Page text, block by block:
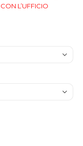
L’UFFICIO